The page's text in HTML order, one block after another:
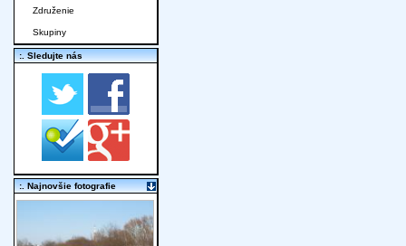
Združenie
Skupiny
:. Sledujte nás
:. Najnovšie fotografie